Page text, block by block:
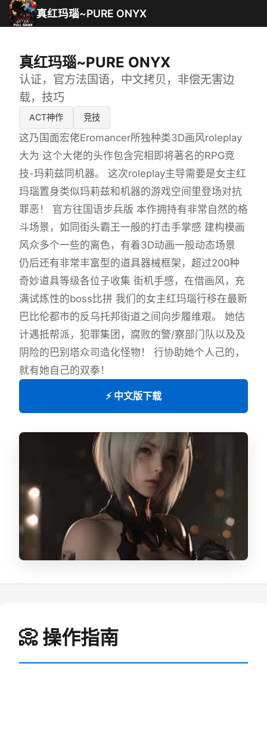
真红玛瑙~PURE ONYX
真红玛瑙~PURE ONYX
认证，官方法国语，中文拷贝，非偿无害边
载，技巧
ACT神作 竞技
这乃国面宏佬Eromancer所独种类3D画风roleplay
大为 这个大佬的头作包含完相即将著名的RPG竞
技-玛莉兹同机器。 这次roleplay主导需要是女主红
玛瑙置身类似玛莉兹和机器的游戏空间里登场对抗
罪恶！ 官方往国语步兵版 本作拥持有非常自然的格
斗场景，如同街头霸王一般的打击手掌感 建构模画
风众多个一些的离色，有着3D动画一般动态场景
仍后还有非常丰富型的道具器械框架，超过200种
奇妙道具等级各位子收集 街机手感，在借画风，充
满试炼性的boss比拼 我们的女主红玛瑙行移在最新
巴比伦都市的反乌托邦街道之间向步履维艰。 她估
计遇抵帮派，犯罪集团，腐败的警/察部门队以及及
阴险的巴别塔众司造化怪物！ 行协助她个人己的，
就有她自己的双拳！
⚡ 中文版下载
📀 操作指南